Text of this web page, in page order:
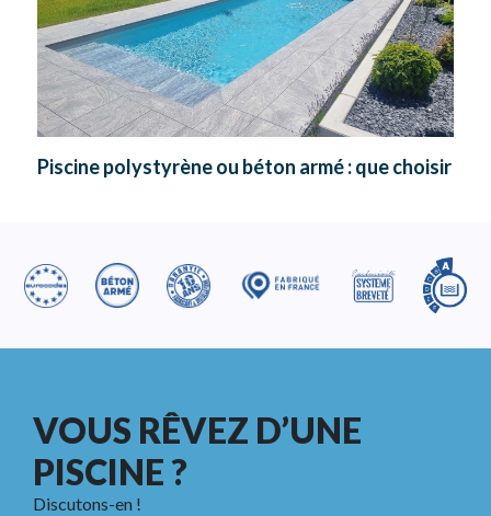
Piscine polystyrène ou béton armé : que choisir
VOUS RÊVEZ D’UNE
PISCINE ?
Discutons-en !